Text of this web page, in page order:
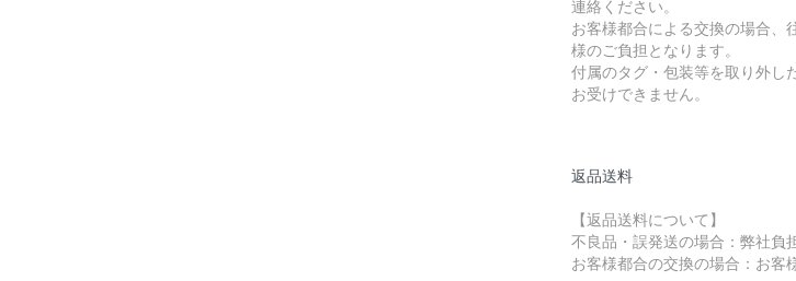
連絡ください。
お客様都合による交換の場合、
様のご負担となります。
付属のタグ・包装等を取り外し
お受けできません。
返品送料
【返品送料について】
不良品・誤発送の場合：弊社負
お客様都合の交換の場合：お客